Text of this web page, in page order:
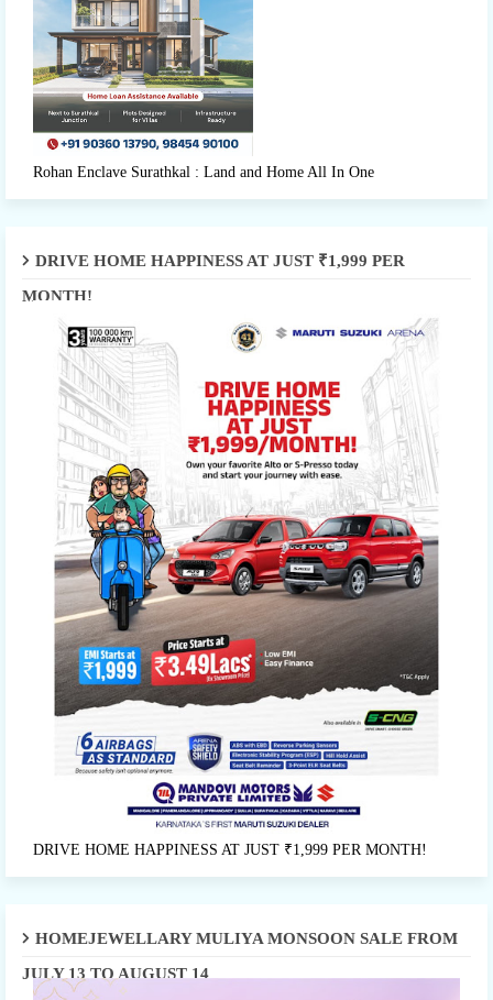
Rohan Enclave Surathkal : Land and Home All In One
DRIVE HOME HAPPINESS AT JUST ₹1,999 PER
MONTH!
DRIVE HOME HAPPINESS AT JUST ₹1,999 PER MONTH!
HOMEJEWELLARY MULIYA MONSOON SALE FROM
JULY 13 TO AUGUST 14